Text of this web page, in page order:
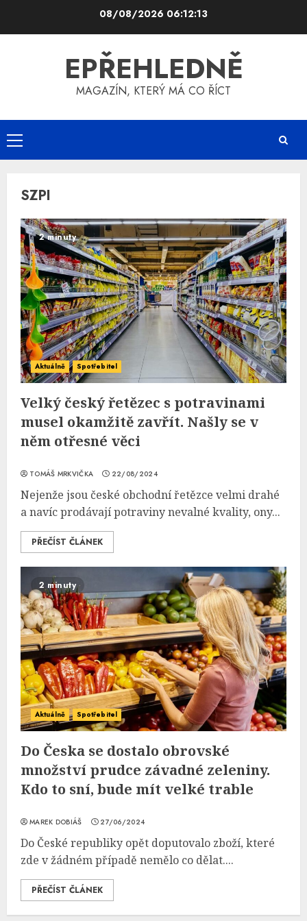
08/08/2026 06:12:14
EPŘEHLEDNĚ
MAGAZÍN, KTERÝ MÁ CO ŘÍCT
Primary
Menu
SZPI
2 minuty
Aktuálně Spotřebitel
Velký český řetězec s potravinami
musel okamžitě zavřít. Našly se v
něm otřesné věci
TOMÁŠ MRKVIČKA 22/08/2024
Nejenže jsou české obchodní řetězce velmi drahé
a navíc prodávají potraviny nevalné kvality, ony...
PŘEČÍST ČLÁNEK
2 minuty
Aktuálně Spotřebitel
Do Česka se dostalo obrovské
množství prudce závadné zeleniny.
Kdo to sní, bude mít velké trable
MAREK DOBIÁŠ 27/06/2024
Do České republiky opět doputovalo zboží, které
zde v žádném případě nemělo co dělat....
PŘEČÍST ČLÁNEK